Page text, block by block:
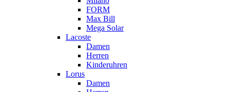
FORM
Max Bill
Mega Solar
Lacoste
Damen
Herren
Kinderuhren
Lorus
Damen